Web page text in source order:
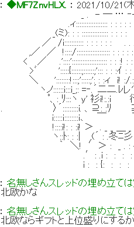
：◆MF7ZnvHLX. ：2021/10/21(
_ . - ─ …
.ィ:::::::::::::::::: : : : : : : :
_(ミ): : : ::::::::::::::: : :
／ /i::::::::::: : : : : : : . . . : :
,／ ／ !::::/::::::::::::::::::: : : : : : :
< ／ .'::::':::::::::::::::::::: : : :! : : :
>ﾞ ':::::{::::::;::::::;'::: : : :ｲ : :
＼ '::::::::!:::;':::::;': : :ィ i! :/.:/.
ヽノ::::::i:::i_;: =‐.´二二.ﾚレ'ﾞ
ﾟ、: ﾘ:::ヽ y' 衫i!:.:i 行
. 〉´:::::::::i. 、⊇: :ﾘ ⊇:ﾘ
i:::::i::::::::i､
!::::i!: : :i! ＞ . _ _
ヽ::ﾄ: : :| ,(´ : .冬ﾆ
｀ ＼! ′＞ : _
.′: .i : : : : . r
i : : {: : : : :
：名無しさんスレッドの埋め立て
北欧かな
：名無しさんスレッドの埋め立て
北欧ならギフトと上位盛りにするか